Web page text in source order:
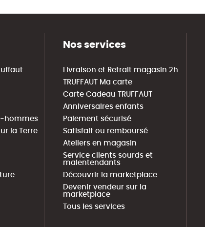
hommes
la Terre
Nos services
Livraison et Retrait magasin 2h
TRUFFAUT Ma carte
Carte Cadeau TRUFFAUT
Anniversaires enfants
Paiement sécurisé
Satisfait ou remboursé
Ateliers en magasin
Service clients sourds et
malentendants
Découvrir la marketplace
Devenir vendeur sur la
marketplace
Tous les services